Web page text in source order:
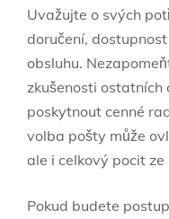
Uvažujte o svých
doručení,
obsluhu.
zkušenosti
poskytnout cenné
volba pošty může
ale i celkový pocit
Pokud budete